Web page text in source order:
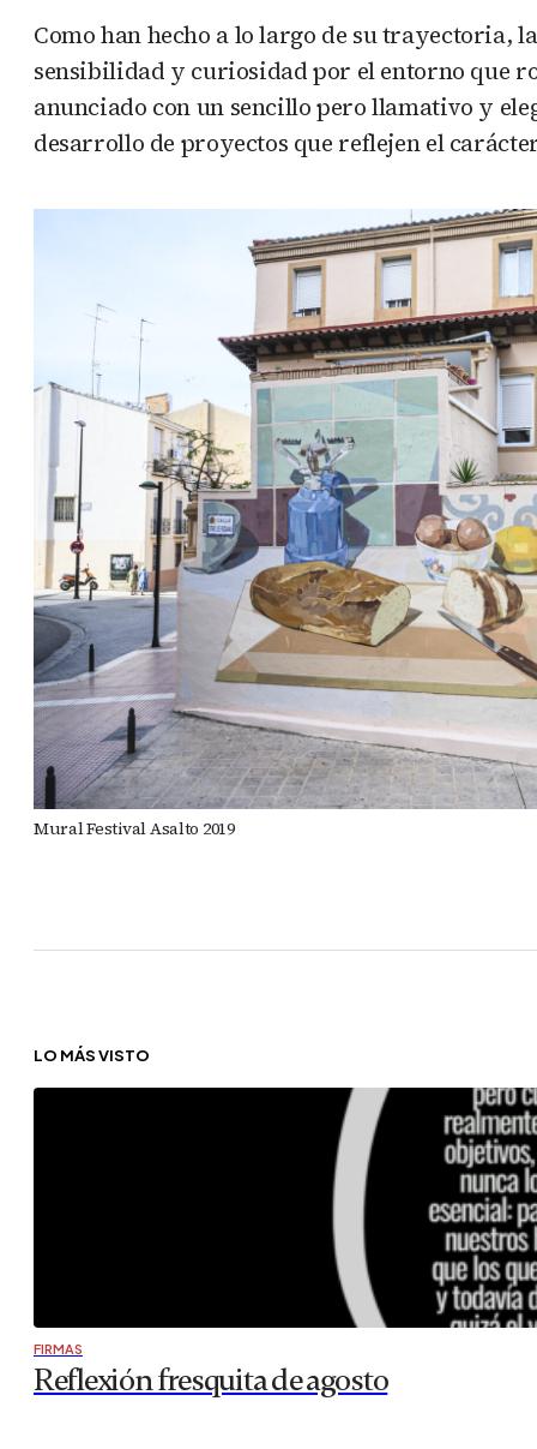
Como han hecho a lo largo de su trayectoria,
sensibilidad y curiosidad por el entorno que
anunciado con un sencillo pero llamativo y
desarrollo de proyectos que reflejen el
Mural Festival Asalto 2019
LO MÁS VISTO
FIRMAS
Reflexión fresquita de agosto